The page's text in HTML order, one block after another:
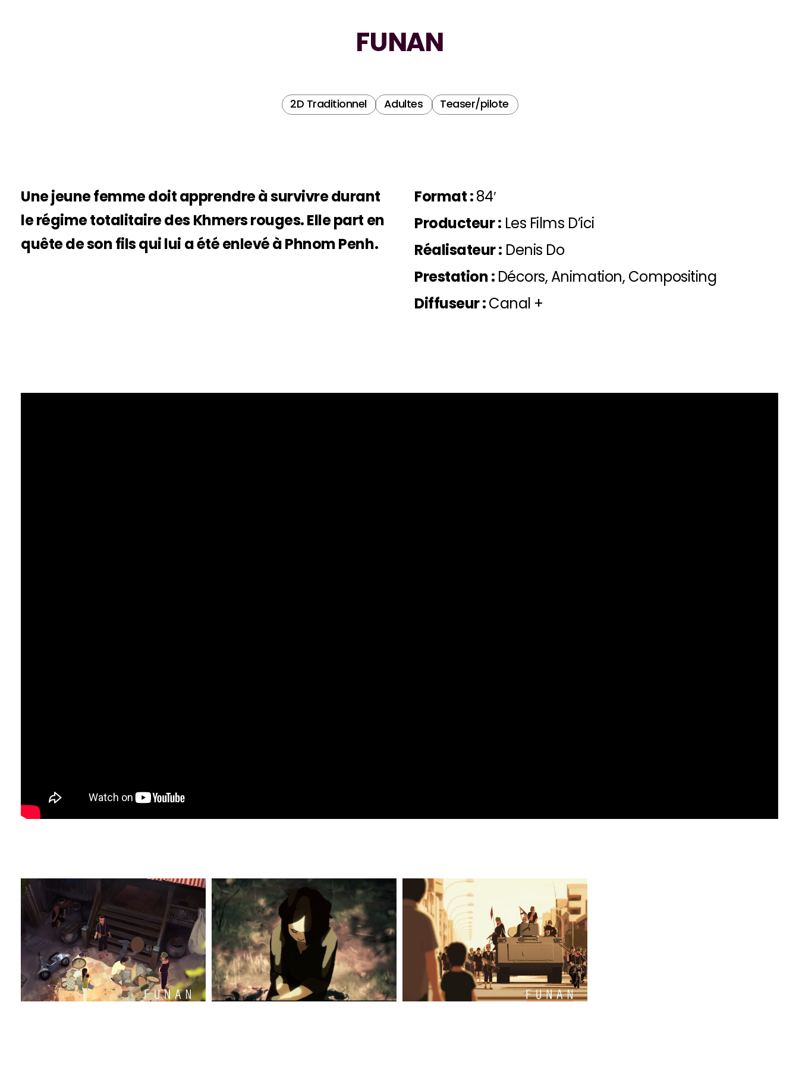
FUNAN
2D Traditionnel Adultes Teaser/pilote
Une jeune femme doit apprendre à survivre durant
le régime totalitaire des Khmers rouges. Elle part en
quête de son fils qui lui a été enlevé à Phnom Penh.
Format :84′
Producteur : Les Films D’ici
Réalisateur : Denis Do
Prestation : Décors, Animation, Compositing
Diffuseur :Canal +
FUN_2 FUN_4 FUN_1